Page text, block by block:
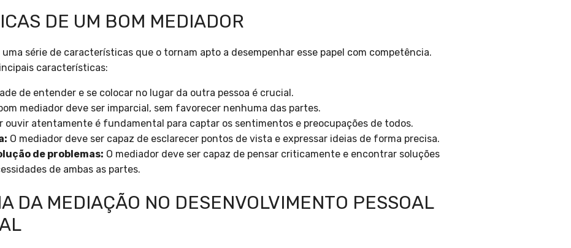
DE UM BOM MEDIADOR
série de características que o tornam apto a desempenhar esse papel com competência.
características:
de entender e se colocar no lugar da outra pessoa é crucial.
mediador deve ser imparcial, sem favorecer nenhuma das partes.
ouvir atentamente é fundamental para captar os sentimentos e preocupações de todos.
O mediador deve ser capaz de esclarecer pontos de vista e expressar ideias de forma precisa.
de problemas: O mediador deve ser capaz de pensar criticamente e encontrar soluções
de ambas as partes.
DA MEDIAÇÃO NO DESENVOLVIMENTO PESSOAL